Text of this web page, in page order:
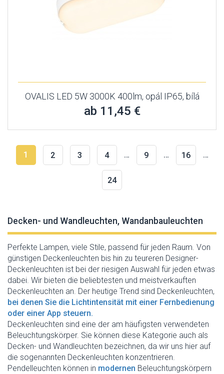
OVALIS LED 5W 3000K 400lm, opál IP65, bílá
ab 11,45 €
1 2 3 4 … 9 … 16 …
24
Decken- und Wandleuchten, Wandanbauleuchten
Perfekte Lampen, viele Stile, passend für jeden Raum. Von
günstigen Deckenleuchten bis hin zu teureren Designer-
Deckenleuchten ist bei der riesigen Auswahl für jeden etwas
dabei. Wir bieten die beliebtesten und meistverkauften
Deckenleuchten an. Der heutige Trend sind Deckenleuchten,
bei denen Sie die Lichtintensität mit einer Fernbedienung
oder einer App steuern.
Deckenleuchten sind eine der am häufigsten verwendeten
Beleuchtungskörper. Sie können diese Kategorie auch als
Decken- und Wandleuchten bezeichnen, da wir uns hier auf
die sogenannten Deckenleuchten konzentrieren.
Pendelleuchten können in modernen Beleuchtungskörpern